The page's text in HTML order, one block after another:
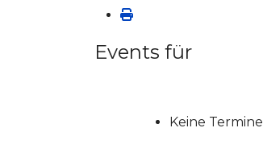
Events für
Keine Termine